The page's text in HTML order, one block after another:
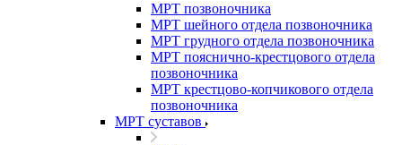
МРТ позвоночника
МРТ шейного отдела позвоночника
МРТ грудного отдела позвоночника
МРТ пояснично-крестцового отдела
позвоночника
МРТ крестцово-копчикового отдела
позвоночника
МРТ суставов